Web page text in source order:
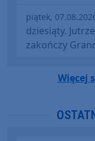
piątek,
dziesiąty.
zakończy
Więcej